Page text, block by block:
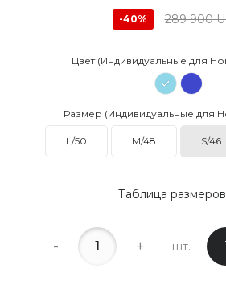
-40% 289 900
Цвет (Индивидуальные для
Размер (Индивидуальные для
L/50 M/48 S/46
Таблица размеров
- + шт.